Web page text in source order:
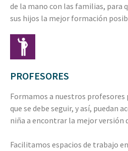
de la mano con las familias, para
sus hijos la mejor formación
PROFESORES
Formamos a nuestros profesores
que se debe seguir, y así, puedan
niña a encontrar la mejor versión
Facilitamos espacios de trabajo